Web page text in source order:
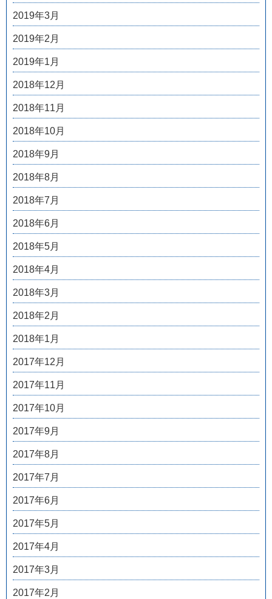
2019年3月
2019年2月
2019年1月
2018年12月
2018年11月
2018年10月
2018年9月
2018年8月
2018年7月
2018年6月
2018年5月
2018年4月
2018年3月
2018年2月
2018年1月
2017年12月
2017年11月
2017年10月
2017年9月
2017年8月
2017年7月
2017年6月
2017年5月
2017年4月
2017年3月
2017年2月